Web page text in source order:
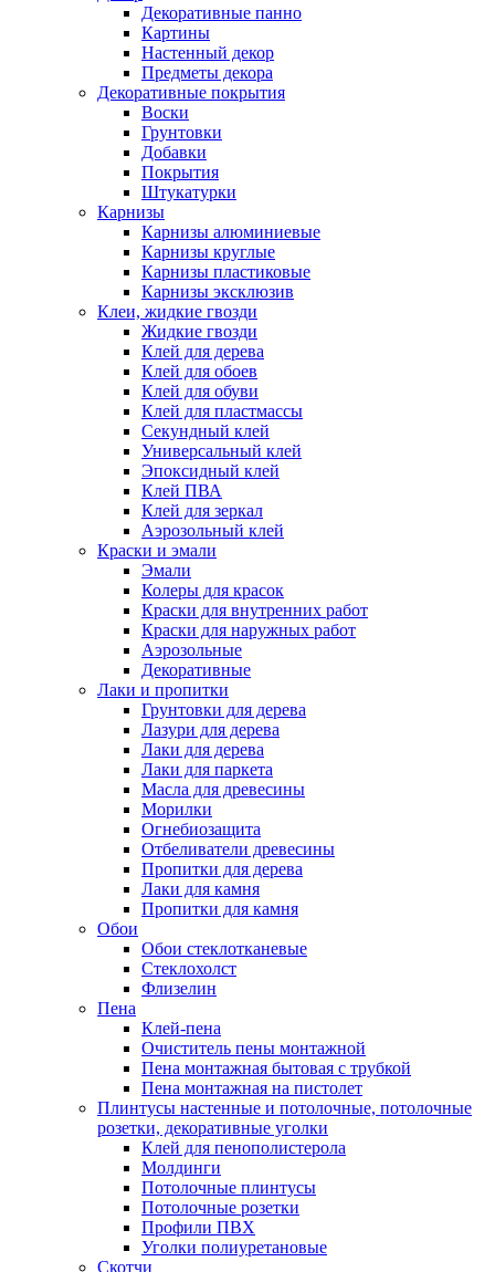
Декоративные панно
Картины
Настенный декор
Предметы декора
Декоративные покрытия
Воски
Грунтовки
Добавки
Покрытия
Штукатурки
Карнизы
Карнизы алюминиевые
Карнизы круглые
Карнизы пластиковые
Карнизы эксклюзив
Клеи, жидкие гвозди
Жидкие гвозди
Клей для дерева
Клей для обоев
Клей для обуви
Клей для пластмассы
Секундный клей
Универсальный клей
Эпоксидный клей
Клей ПВА
Клей для зеркал
Аэрозольный клей
Краски и эмали
Эмали
Колеры для красок
Краски для внутренних работ
Краски для наружных работ
Аэрозольные
Декоративные
Лаки и пропитки
Грунтовки для дерева
Лазури для дерева
Лаки для дерева
Лаки для паркета
Масла для древесины
Морилки
Огнебиозащита
Отбеливатели древесины
Пропитки для дерева
Лаки для камня
Пропитки для камня
Обои
Обои стеклотканевые
Стеклохолст
Флизелин
Пена
Клей-пена
Очиститель пены монтажной
Пена монтажная бытовая с трубкой
Пена монтажная на пистолет
Плинтусы настенные и потолочные, потолочные
розетки, декоративные уголки
Клей для пенополистерола
Молдинги
Потолочные плинтусы
Потолочные розетки
Профили ПВХ
Уголки полиуретановые
Скотчи